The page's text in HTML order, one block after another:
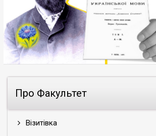
Про Факультет
Візитівка